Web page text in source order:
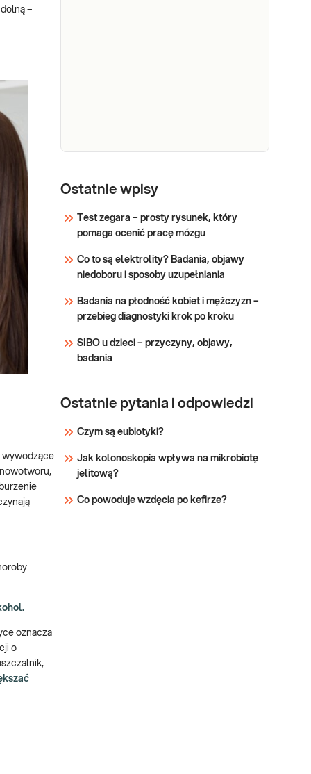
–
wywodzące
nowotworu,
oznacza
o
wykrywanie 14
wysokiego
ryzyka, z
różnicowaniem
typów 16 i 18
16, 18, 45, inne HPV (31,
33, 52, 58, 35, 39, 51, 56,
wykrywa obecność 14
wysokoonkogennych
typów wirusa HPV
rozróżniając genotypy
wysokoonkogennych
Sprawdź
Ostatnie wpisy
Test zegara – prosty rysunek, który
pomaga ocenić pracę mózgu
Co to są elektrolity? Badania, objawy
niedoboru i sposoby uzupełniania
Badania na płodność kobiet i mężczyzn –
przebieg diagnostyki krok po kroku
SIBO u dzieci – przyczyny, objawy,
badania
Ostatnie pytania i odpowiedzi
Czym są eubiotyki?
Jak kolonoskopia wpływa na mikrobiotę
jelitową?
Co powoduje wzdęcia po kefirze?